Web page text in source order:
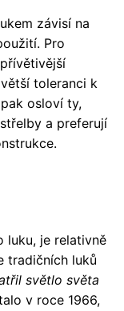
závisí na
Pro
toleranci k
osloví ty,
a preferují
luku, je relativně
tradičních luků
světlo světa
v roce 1966,